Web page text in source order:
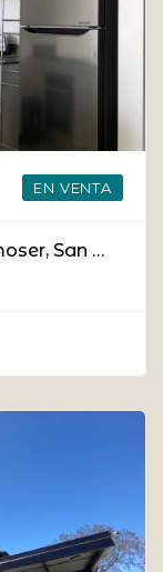
EN VENTA
Venta de apartamento en Rohrmoser, San Jose